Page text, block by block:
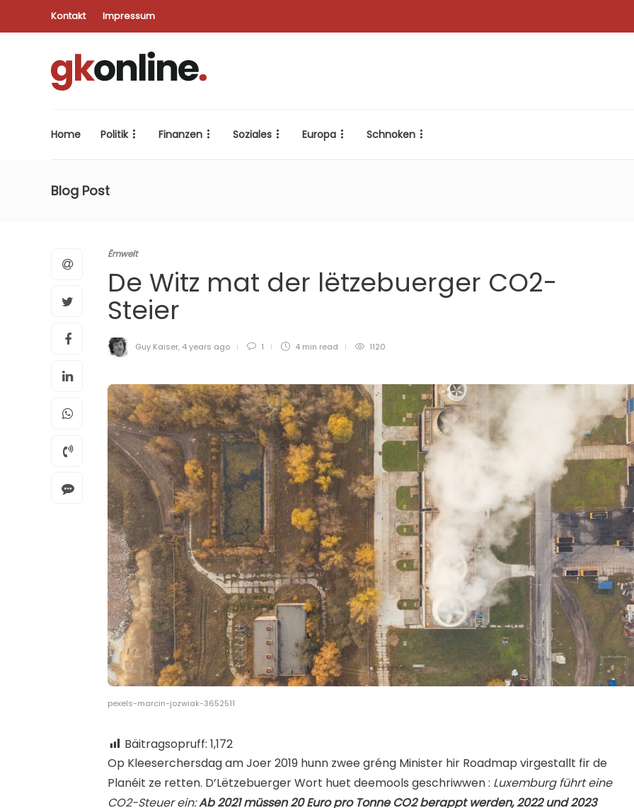
Kontakt Impressum
Home Politik Finanzen Soziales Europa Schnoken
Blog Post
Ëmwelt
De Witz mat der lëtzebuerger CO2-
Steier
Guy Kaiser, 4 years ago 1 4 min read 1120
pexels-marcin-jozwiak-3652511
Bäitragsopruff: 1,172
Op Kleeserchersdag am Joer 2019 hunn zwee gréng Minister hir Roadmap virgestallt fir de
Planéit ze retten. D’Lëtzebuerger Wort huet deemools geschriwwen : Luxemburg führt eine
CO2-Steuer ein:Ab 2021 müssen 20 Euro pro Tonne CO2 berappt werden, 2022 und 2023